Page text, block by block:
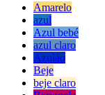
Amarelo
azul
Azul bebé
azul claro
Azulão
Beje
beje claro